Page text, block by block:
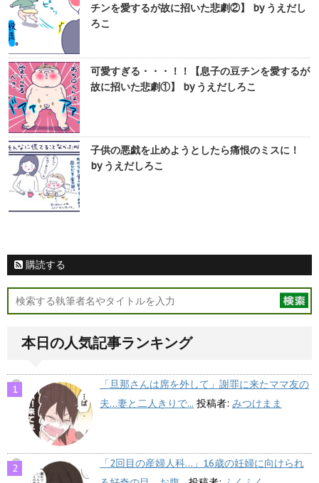
チンを愛するが故に招いた悲劇②】 by うえだし
ろこ
可愛すぎる・・・！！【息子の豆チンを愛するが
故に招いた悲劇①】 by うえだしろこ
子供の悪戯を止めようとしたら痛恨のミスに！
by うえだしろこ
購読する
本日の人気記事ランキング
「旦那さんは席を外して」謝罪に来たママ友の
夫…妻と二人きりで... 投稿者: みつけまま
「2回目の産婦人科…」16歳の妊婦に向けられ